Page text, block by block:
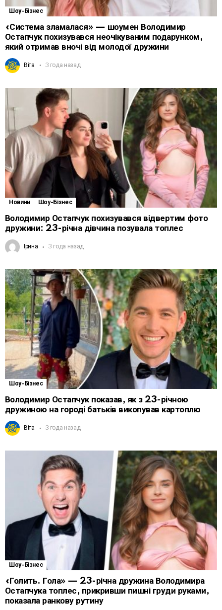
Шоу-Бізнес
«Система зламалася» — шоумен Володимир
Остапчук похизувався неочікуваним подарунком,
який отримав вночі від молодої дружини
Віта 3 года назад
Новини Шоу-Бізнес
Володимир Остапчук похизувався відвертим фото
дружини: 23-річна дівчина позувала топлес
Ірина 3 года назад
Шоу-Бізнес
Володимир Остапчук показав, як з 23-річною
дружиною на городі батьків викопував картоплю
Віта 3 года назад
Шоу-Бізнес
«Голить. Гола» — 23-річна дружина Володимира
Остапчука топлес, прикривши пишні груди руками,
показала ранкову рутину